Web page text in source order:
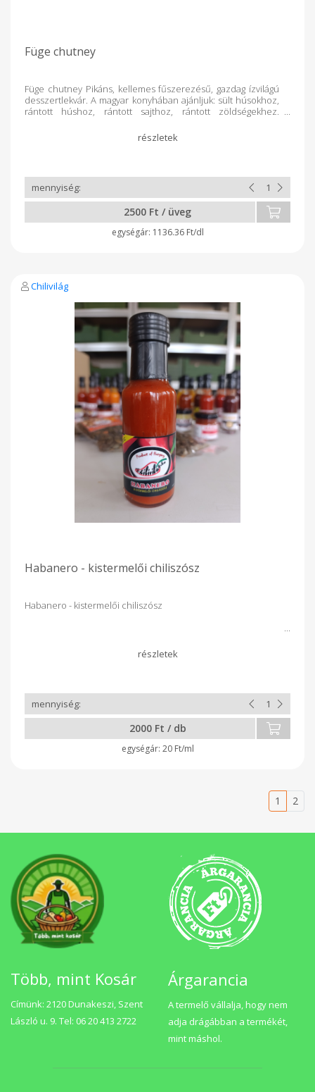
Füge chutney
Füge chutney Pikáns, kellemes fűszerezésű, gazdag ízvilágú
desszertlekvár. A magyar konyhában ajánljuk: sült húsokhoz,
rántott húshoz, rántott sajthoz, rántott zöldségekhez.
2500 Ft / üveg
1136.36 Ft/dl
Chilivilág
Habanero - kistermelői chiliszósz
Habanero - kistermelői chiliszósz
2000 Ft / db
20 Ft/ml
1 2
Több, mint Kosár
Címünk: 2120 Dunakeszi, Szent
László u. 9. Tel: 06 20 413 2722
Árgarancia
A termelő vállalja, hogy nem
adja drágábban a termékét,
mint máshol.